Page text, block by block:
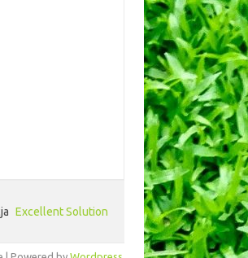
Excellent Solution